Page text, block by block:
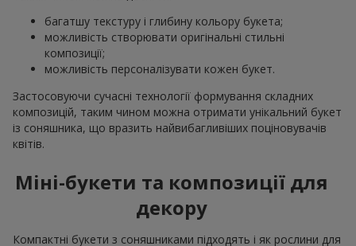
багатшу текстуру і глибину кольору букета;
можливість створювати оригінальні стильні
композиції;
можливість персоналізувати кожен букет.
Застосовуючи сучасні технології формування складних
композицій, таким чином можна отримати унікальний букет
із соняшника, що вразить найвибагливіших поціновувачів
квітів.
Міні-букети та композиції для
декору
Компактні букети з соняшниками підходять і як рослини для